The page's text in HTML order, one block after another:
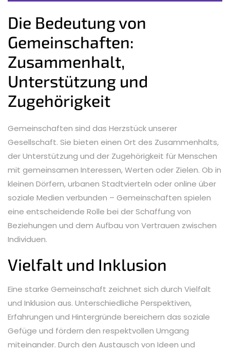
Die Bedeutung von
Gemeinschaften:
Zusammenhalt,
Unterstützung und
Zugehörigkeit
Gemeinschaften sind das Herzstück unserer
Gesellschaft. Sie bieten einen Ort des Zusammenhalts,
der Unterstützung und der Zugehörigkeit für Menschen
mit gemeinsamen Interessen, Werten oder Zielen. Ob in
kleinen Dörfern, urbanen Stadtvierteln oder online über
soziale Medien verbunden – Gemeinschaften spielen
eine entscheidende Rolle bei der Schaffung von
Beziehungen und dem Aufbau von Vertrauen zwischen
Individuen.
Vielfalt und Inklusion
Eine starke Gemeinschaft zeichnet sich durch Vielfalt
und Inklusion aus. Unterschiedliche Perspektiven,
Erfahrungen und Hintergründe bereichern das soziale
Gefüge und fördern den respektvollen Umgang
miteinander. Durch den Austausch von Ideen und